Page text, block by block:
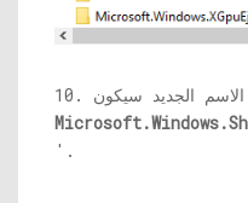
'.